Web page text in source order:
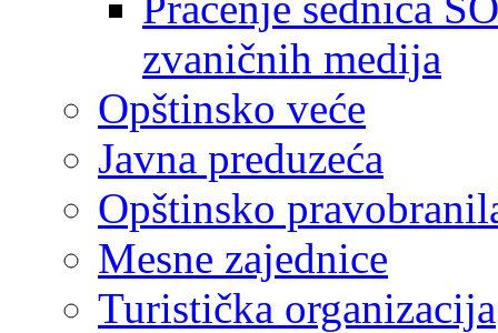
zvaničnih medija
Opštinsko veće
Javna preduzeća
Opštinsko
Mesne zajednice
Turistička organizacija